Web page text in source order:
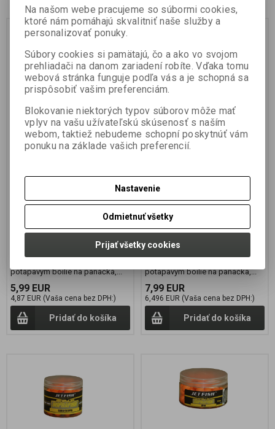
Pop up SUPRAFISH
ŠKEBLE/ŠNEK 12mm
Výrobca:JET FISH
Termín dodania (dni):7
Počet v balení:1 ks
Vynikajúce silné aromatické boilie
reflexnej farby. Pripravujeme ho v
rovnakých príchutiach ako naše
potápavé boilie SUPRAFISH.
potápavým boilie na panáčka,...
5,99 EUR
4,87 EUR (Vaša cena bez DPH:)
Pridať do košíka
Pop up SUPRAFISH
ŠKEBLE/ŠNEK 16mm
Výrobca:JET FISH
Termín dodania (dni):7
Hmotnosť balenia:
Počet v balení:1 ks
Vynikajúce silné aromatické boilie
reflexnej farby. Pripravujeme ho v
rovnakých príchutiach ako naše
potápavé boilie SUPRAFISH.
potápavým boilie na panáčka,...
7,99 EUR
6,496 EUR (Vaša cena bez DPH:)
Pridať do košíka
Na našom webe pracujeme so súbormi cookies,
ktoré nám pomáhajú skvalitniť naše služby a
personalizovať ponuky.
Súbory cookies si pamätajú, čo a ako vo svojom
prehliadači na danom zariadení robíte. Vďaka tomu
webová stránka funguje podľa vás a je schopná sa
prispôsobiť vašim preferenciám.
Blokovanie niektorých typov súborov môže mať
vplyv na vašu užívateľskú skúsenosť s naším
webom, taktiež nebudeme schopní poskytnúť vám
ponuku na základe vašich preferencií.
Nastavenie
Odmietnuť všetky
Prijať všetky cookies